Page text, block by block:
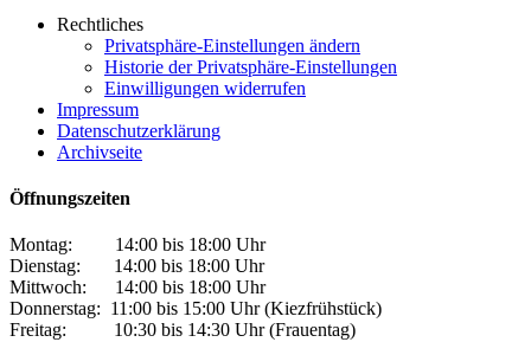
Rechtliches
Privatsphäre-Einstellungen ändern
Historie der Privatsphäre-Einstellungen
Einwilligungen widerrufen
Impressum
Datenschutzerklärung
Archivseite
Öffnungszeiten
Montag: 14:00 bis 18:00 Uhr
Dienstag: 14:00 bis 18:00 Uhr
Mittwoch: 14:00 bis 18:00 Uhr
Donnerstag: 11:00 bis 15:00 Uhr (Kiezfrühstück)
Freitag: 10:30 bis 14:30 Uhr (Frauentag)